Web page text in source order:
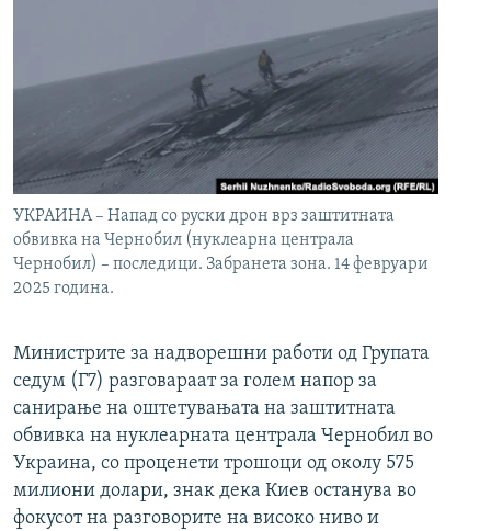
УКРАИНА – Напад со руски дрон врз заштитната
обвивка на Чернобил (нуклеарна централа
Чернобил) – последици. Забранета зона. 14 февруари
2025 година.
Министрите за надворешни работи од Групата
седум (Г7) разговараат за голем напор за
санирање на оштетувањата на заштитната
обвивка на нуклеарната централа Чернобил во
Украина, со проценети трошоци од околу 575
милиони долари, знак дека Киев останува во
фокусот на разговорите на високо ниво и